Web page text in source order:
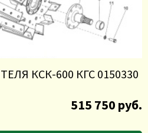
КСК-600 КГС 0150330
515 750 руб.